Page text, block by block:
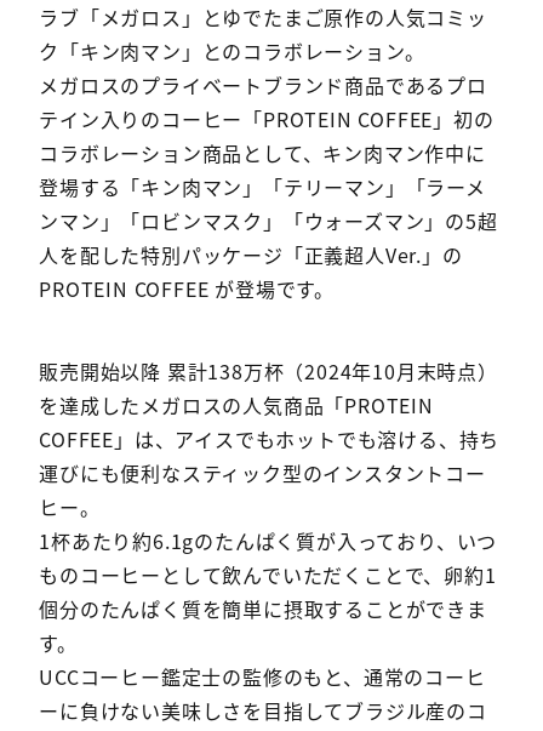
ラブ「メガロス」とゆでたまご原作の人気コミッ
ク「キン肉マン」とのコラボレーション。
メガロスのプライベートブランド商品であるプロ
テイン入りのコーヒー「PROTEIN COFFEE」初の
コラボレーション商品として、キン肉マン作中に
登場する「キン肉マン」「テリーマン」「ラーメ
ンマン」「ロビンマスク」「ウォーズマン」の5超
人を配した特別パッケージ「正義超人Ver.」の
PROTEIN COFFEE が登場です。
販売開始以降 累計138万杯（2024年10月末時点）
を達成したメガロスの人気商品「PROTEIN
COFFEE」は、アイスでもホットでも溶ける、持ち
運びにも便利なスティック型のインスタントコー
ヒー。
1杯あたり約6.1gのたんぱく質が入っており、いつ
ものコーヒーとして飲んでいただくことで、卵約1
個分のたんぱく質を簡単に摂取することができま
す。
UCCコーヒー鑑定士の監修のもと、通常のコーヒ
ーに負けない美味しさを目指してブラジル産のコ